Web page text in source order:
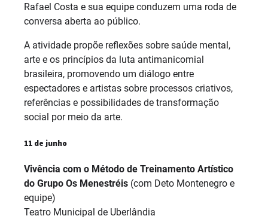
Rafael Costa e sua equipe conduzem uma roda de
conversa aberta ao público.
A atividade propõe reflexões sobre saúde mental,
arte e os princípios da luta antimanicomial
brasileira, promovendo um diálogo entre
espectadores e artistas sobre processos criativos,
referências e possibilidades de transformação
social por meio da arte.
11 de junho
Vivência com o Método de Treinamento Artístico
do Grupo Os Menestréis (com Deto Montenegro e
equipe)
Teatro Municipal de Uberlândia